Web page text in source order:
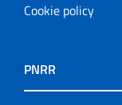
Cookie policy
PNRR